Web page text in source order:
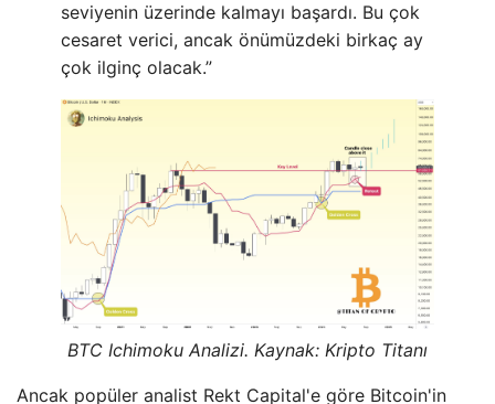
seviyenin üzerinde kalmayı başardı. Bu çok
cesaret verici, ancak önümüzdeki birkaç ay
çok ilginç olacak.”
BTC Ichimoku Analizi. Kaynak: Kripto Titanı
Ancak popüler analist Rekt Capital'e göre Bitcoin'in